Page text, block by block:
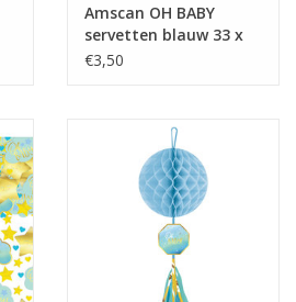
Amscan OH BABY
servetten blauw 33 x
33 cm 16 stuks
€3,50